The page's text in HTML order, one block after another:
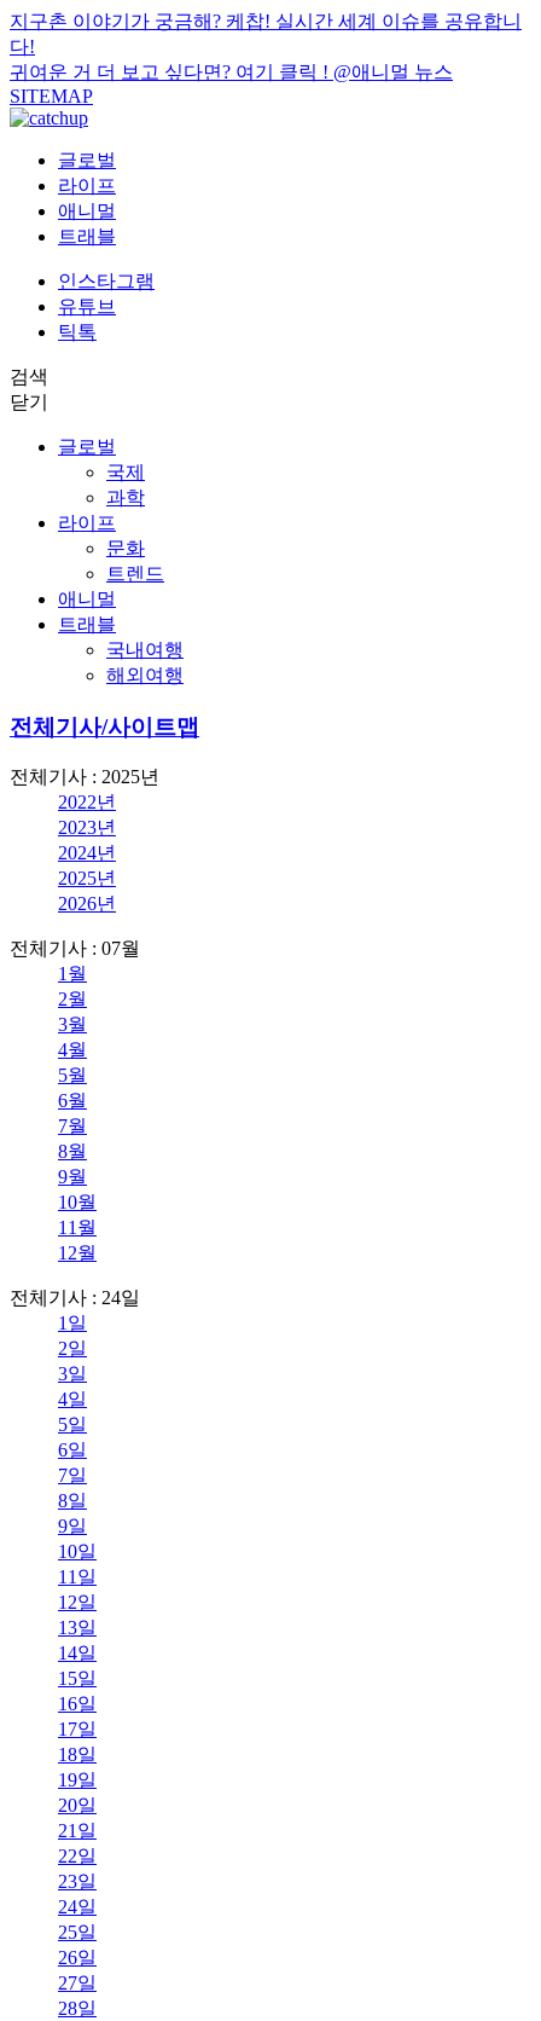
지구촌 이야기가 궁금해? 케찹! 실시간 세계 이슈를 공유합니
다!
귀여운 거 더 보고 싶다면? 여기 클릭 ! @애니멀 뉴스
SITEMAP
글로벌
라이프
애니멀
트래블
인스타그램
유튜브
틱톡
검색
닫기
글로벌
국제
과학
라이프
문화
트렌드
애니멀
트래블
국내여행
해외여행
전체기사/사이트맵
전체기사 : 2025년
2022년
2023년
2024년
2025년
2026년
전체기사 : 07월
1월
2월
3월
4월
5월
6월
7월
8월
9월
10월
11월
12월
전체기사 : 24일
1일
2일
3일
4일
5일
6일
7일
8일
9일
10일
11일
12일
13일
14일
15일
16일
17일
18일
19일
20일
21일
22일
23일
24일
25일
26일
27일
28일